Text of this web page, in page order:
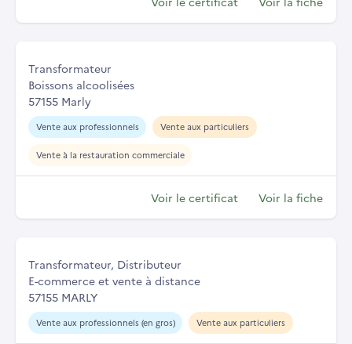
Transformateur
Boissons alcoolisées
57155 Marly
Vente aux professionnels Vente aux particuliers
Vente à la restauration commerciale
Voir le certificat Voir la fiche
Transformateur, Distributeur
E-commerce et vente à distance
57155 MARLY
Vente aux professionnels (en gros) Vente aux particuliers